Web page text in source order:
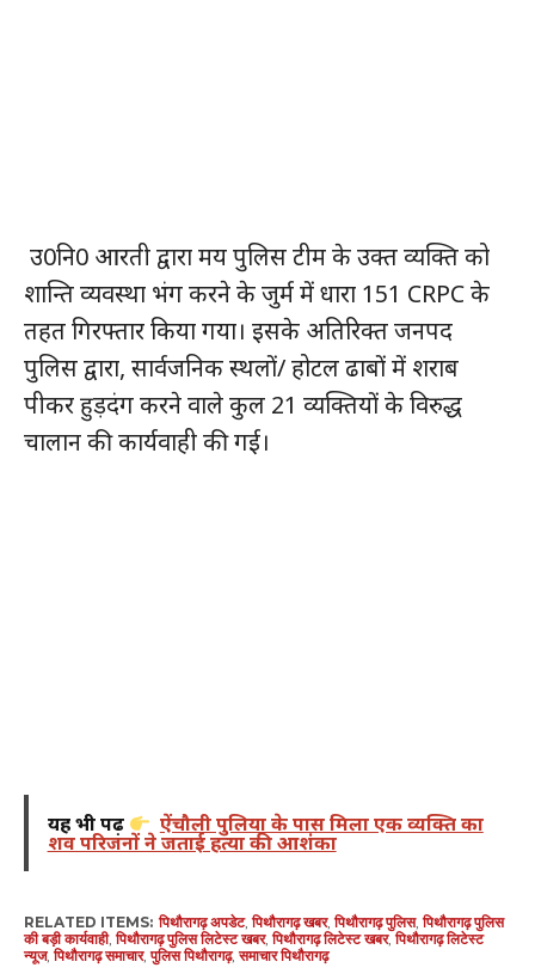
उ0नि0 आरती द्वारा मय पुलिस टीम के उक्त व्यक्ति को
शान्ति व्यवस्था भंग करने के जुर्म में धारा 151 CRPC के
तहत गिरफ्तार किया गया। इसके अतिरिक्त जनपद
पुलिस द्वारा, सार्वजनिक स्थलों/ होटल ढाबों में शराब
पीकर हुड़दंग करने वाले कुल 21 व्यक्तियों के विरुद्ध
चालान की कार्यवाही की गई।
यह भी पढ़ें ऐंचौली पुलिया के पास मिला एक व्यक्ति का
शव परिजनों ने जताई हत्या की आशंका
RELATED ITEMS: पिथौरागढ़ अपडेट,पिथौरागढ़ खबर,पिथौरागढ़ पुलिस,पिथौरागढ़ पुलिस
की बड़ी कार्यवाही,पिथौरागढ़ पुलिस लिटेस्ट खबर,पिथौरागढ़ लिटेस्ट खबर,पिथौरागढ़ लिटेस्ट
न्यूज,पिथौरागढ़ समाचार,पुलिस पिथौरागढ़,समाचार पिथौरागढ़